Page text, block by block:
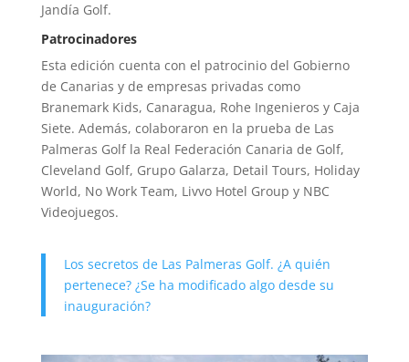
Jandía Golf.
Patrocinadores
Esta edición cuenta con el patrocinio del Gobierno
de Canarias y de empresas privadas como
Branemark Kids, Canaragua, Rohe Ingenieros y Caja
Siete. Además, colaboraron en la prueba de Las
Palmeras Golf la Real Federación Canaria de Golf,
Cleveland Golf, Grupo Galarza, Detail Tours, Holiday
World, No Work Team, Livvo Hotel Group y NBC
Videojuegos.
Los secretos de Las Palmeras Golf. ¿A quién
pertenece? ¿Se ha modificado algo desde su
inauguración?